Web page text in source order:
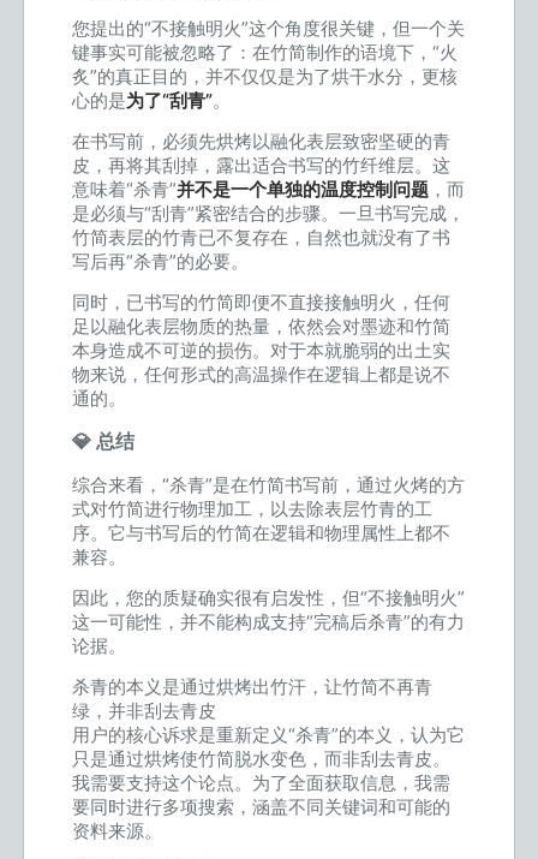
您提出的“不接触明火”这个角度很关键，但一个关
键事实可能被忽略了：在竹简制作的语境下，“火
炙”的真正目的，并不仅仅是为了烘干水分，更核
心的是为了“刮青”。
在书写前，必须先烘烤以融化表层致密坚硬的青
皮，再将其刮掉，露出适合书写的竹纤维层。这
意味着“杀青”并不是一个单独的温度控制问题 ，而
是必须与“刮青”紧密结合的步骤。一旦书写完成，
竹简表层的竹青已不复存在，自然也就没有了书
写后再“杀青”的必要。
同时，已书写的竹简即便不直接接触明火，任何
足以融化表层物质的热量，依然会对墨迹和竹简
本身造成不可逆的损伤。对于本就脆弱的出土实
物来说，任何形式的高温操作在逻辑上都是说不
通的。
💎 总结
综合来看，“杀青”是在竹简书写前，通过火烤的方
式对竹简进行物理加工，以去除表层竹青的工
序。它与书写后的竹简在逻辑和物理属性上都不
兼容。
因此，您的质疑确实很有启发性，但“不接触明火”
这一可能性，并不能构成支持“完稿后杀青”的有力
论据。
杀青的本义是通过烘烤出竹汗，让竹简不再青
绿，并非刮去青皮
用户的核心诉求是重新定义“杀青”的本义，认为它
只是通过烘烤使竹简脱水变色，而非刮去青皮。
我需要支持这个论点。为了全面获取信息，我需
要同时进行多项搜索，涵盖不同关键词和可能的
资料来源。